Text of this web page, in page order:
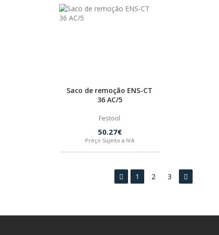
Saco de remoção ENS-CT
36 AC/5
Festool
50.27€
Preço Sujeito a IVA
1 2 3